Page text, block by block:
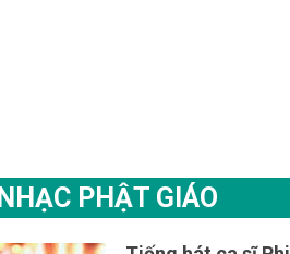
NHẠC PHẬT GIÁO